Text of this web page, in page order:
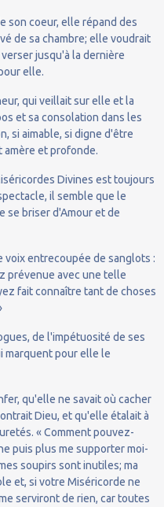
son coeur, elle répand des
de sa chambre; elle voudrait
jusqu'à la dernière
elle.
qui veillait sur elle et la
et sa consolation dans les
si aimable, si digne d'être
amère et profonde.
Divines est toujours
il semble que le
se briser d'Amour et de
entrecoupée de sanglots :
prévenue avec une telle
fait connaître tant de choses
de l'impétuosité de ses
marquent pour elle le
qu'elle ne savait où cacher
Dieu, et qu'elle étalait à
« Comment pouvez-
puis plus me supporter moi-
soupirs sont inutiles; ma
et, si votre Miséricorde ne
serviront de rien, car toutes